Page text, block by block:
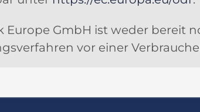
Europe GmbH ist weder bereit
vor einer